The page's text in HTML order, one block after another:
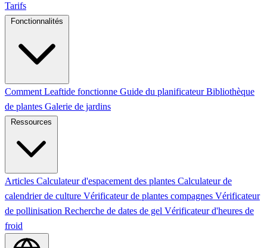
Tarifs
Fonctionnalités
Comment Leaftide fonctionne Guide du planificateurBibliothèque
de plantes Galerie de jardins
Ressources
Articles Calculateur d'espacement des plantes Calculateur de
calendrier de culture Vérificateur de plantes compagnes Vérificateur
de pollinisation Recherche de dates de gel Vérificateur d'heures de
froid